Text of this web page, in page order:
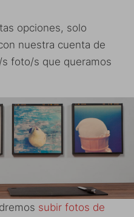
opciones, solo
nuestra cuenta de
foto/s que queramos
subir fotos de